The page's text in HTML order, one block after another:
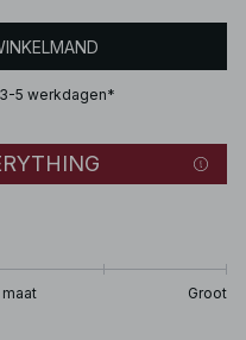
5 werkdagen*
Groot